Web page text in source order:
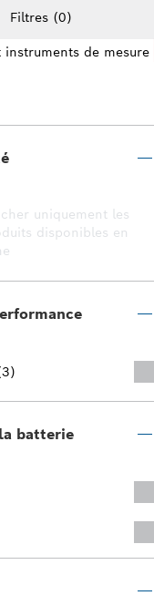
Filtres (0)
de mesure
uniquement les
disponibles en
batterie